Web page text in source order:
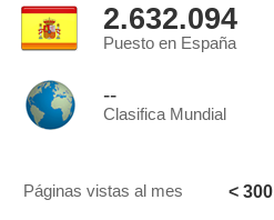
2.632.094
Puesto en España
--
Clasifica Mundial
Páginas vistas al mes < 300